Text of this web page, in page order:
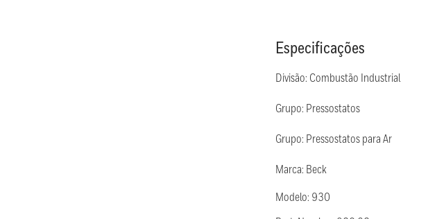
Especificações
Divisão: Combustão Industrial
Grupo: Pressostatos
Grupo: Pressostatos para Ar
Marca: Beck
Modelo: 930